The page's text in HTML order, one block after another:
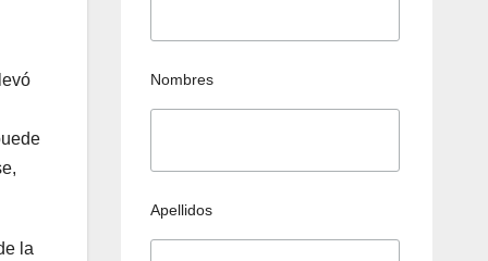
la
Nombres
Apellidos